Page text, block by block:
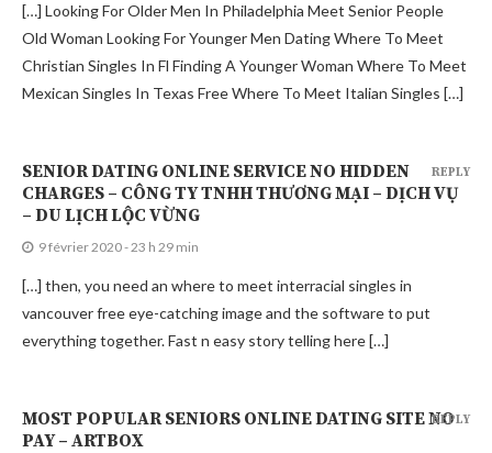
[…] Looking For Older Men In Philadelphia Meet Senior People
Old Woman Looking For Younger Men Dating Where To Meet
Christian Singles In Fl Finding A Younger Woman Where To Meet
Mexican Singles In Texas Free Where To Meet Italian Singles […]
SENIOR DATING ONLINE SERVICE NO HIDDEN
CHARGES – CÔNG TY TNHH THƯƠNG MẠI – DỊCH VỤ
– DU LỊCH LỘC VỪNG
9 février 2020 - 23 h 29 min
[…] then, you need an where to meet interracial singles in
vancouver free eye-catching image and the software to put
everything together. Fast n easy story telling here […]
REPLY
MOST POPULAR SENIORS ONLINE DATING SITE NO
PAY – ARTBOX
REPLY